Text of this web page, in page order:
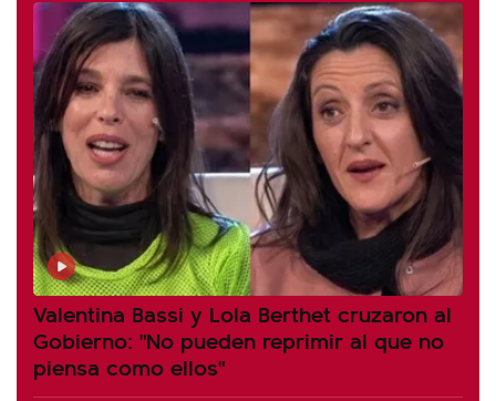
Valentina Bassi y Lola Berthet cruzaron al
Gobierno: "No pueden reprimir al que no
piensa como ellos"